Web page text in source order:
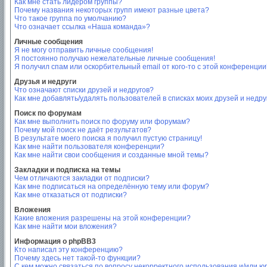
Как мне стать лидером группы?
Почему названия некоторых групп имеют разные цвета?
Что такое группа по умолчанию?
Что означает ссылка «Наша команда»?
Личные сообщения
Я не могу отправить личные сообщения!
Я постоянно получаю нежелательные личные сообщения!
Я получил спам или оскорбительный email от кого-то с этой
Друзья и недруги
Что означают списки друзей и недругов?
Как мне добавлять/удалять пользователей в списках моих друзей и
Поиск по форумам
Как мне выполнить поиск по форуму или форумам?
Почему мой поиск не даёт результатов?
В результате моего поиска я получил пустую страницу!
Как мне найти пользователя конференции?
Как мне найти свои сообщения и созданные мной темы?
Закладки и подписка на темы
Чем отличаются закладки от подписки?
Как мне подписаться на определённую тему или форум?
Как мне отказаться от подписки?
Вложения
Какие вложения разрешены на этой конференции?
Как мне найти мои вложения?
Информация о phpBB3
Кто написал эту конференцию?
Почему здесь нет такой-то функции?